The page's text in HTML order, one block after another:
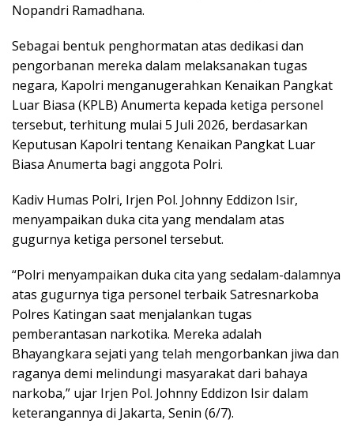
Nopandri Ramadhana.
Sebagai bentuk penghormatan atas dedikasi dan
pengorbanan mereka dalam melaksanakan tugas
negara, Kapolri menganugerahkan Kenaikan Pangkat
Luar Biasa (KPLB) Anumerta kepada ketiga personel
tersebut, terhitung mulai 5 Juli 2026, berdasarkan
Keputusan Kapolri tentang Kenaikan Pangkat Luar
Biasa Anumerta bagi anggota Polri.
Kadiv Humas Polri, Irjen Pol. Johnny Eddizon Isir,
menyampaikan duka cita yang mendalam atas
gugurnya ketiga personel tersebut.
“Polri menyampaikan duka cita yang sedalam-dalamnya
atas gugurnya tiga personel terbaik Satresnarkoba
Polres Katingan saat menjalankan tugas
pemberantasan narkotika. Mereka adalah
Bhayangkara sejati yang telah mengorbankan jiwa dan
raganya demi melindungi masyarakat dari bahaya
narkoba,” ujar Irjen Pol. Johnny Eddizon Isir dalam
keterangannya di Jakarta, Senin (6/7).